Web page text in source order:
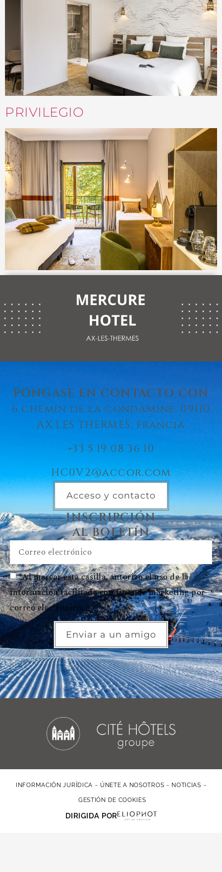
PRIVILEGIO
INSCRIPCIÓN
AL BOLETÍN
*Al marcar esta casilla, autorizo el uso de la
información facilitada con fines de marketing por
correo electrónico.
Enviar a un amigo
PÓNGASE EN CONTACTO CON
6 chemin de la condamine, 09110
AX LES THERMES, Francia
+33 5 19 08 36 10
HC0V2@accor.com
Acceso y contacto
INFORMACIÓN JURÍDICA ÚNETE A NOSOTROS NOTICIAS
GESTIÓN DE COOKIES
DIRIGIDA POR